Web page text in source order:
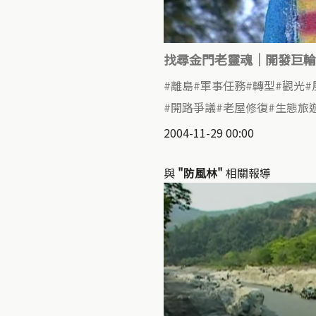
找尋金門老靈魂｜開發巨
離島 軍事任務 轉型 觀光
開路爭議 老屋修復 生態旅
2004-11-29 00:00
與 "防風林" 相關報導